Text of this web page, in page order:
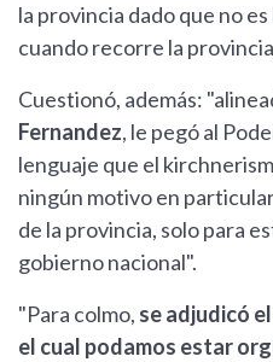
la provincia dado que no
cuando recorre la
Cuestionó, además:
Fernandez, le pegó al
lenguaje que el
ningún motivo en
de la provincia, solo para
gobierno nacional".
"Para colmo, se adjudicó
el cual podamos estar